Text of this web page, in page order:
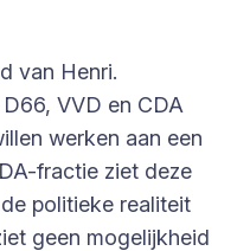
van Henri.
VVD en CDA
werken aan een
fractie ziet deze
politieke realiteit
geen mogelijkheid